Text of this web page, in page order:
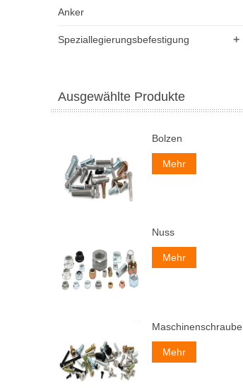
Anker
+
Speziallegierungsbefestigung
Ausgewählte Produkte
Bolzen
Mehr
Nuss
Mehr
Maschinenschrauben
Mehr